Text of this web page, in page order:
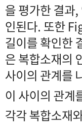
을 평가한 결
인된다. 또한
길이를 확인한
은 복합소재의
사이의 관계를
이 사이의 관계
각각 복합소재